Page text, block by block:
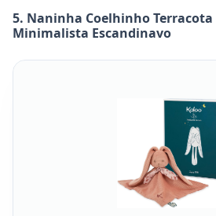
5. Naninha Coelhinho Terracota
Minimalista Escandinavo